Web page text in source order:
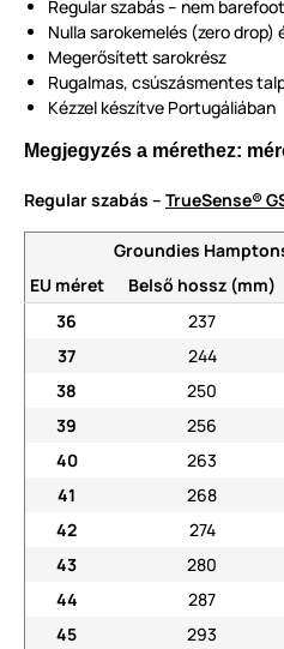
Regular szabás – nem
Nulla sarokemelés (zero
Megerősített sarokrész
Rugalmas, csúszásmentes
Kézzel készítve Portugáliában
Megjegyzés a mérethez:
Regular szabás – TrueSense®
Groundies
EU méret
Belső hossz (mm)
36
237
37
244
38
250
39
256
40
263
41
268
42
274
43
280
44
287
45
293